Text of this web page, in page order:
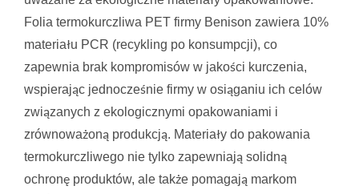
Folia termokurczliwa PET firmy Benison zawiera 10%
materiału PCR (recykling po konsumpcji), co
zapewnia brak kompromisów w jakości kurczenia,
wspierając jednocześnie firmy w osiąganiu ich celów
związanych z ekologicznymi opakowaniami i
zrównoważoną produkcją. Materiały do pakowania
termokurczliwego nie tylko zapewniają solidną
ochronę produktów, ale także pomagają markom